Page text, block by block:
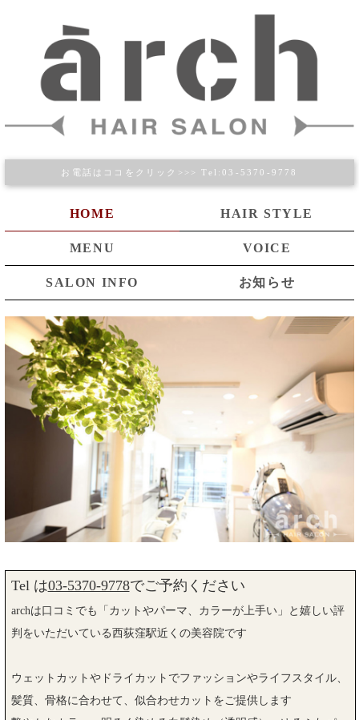
お電話はココをクリック>>> Tel:03-5370-9778
HOME HAIR STYLE
MENU VOICE
SALON INFO お知らせ
Tel は03-5370-9778でご予約ください
archは口コミでも「カットやパーマ、カラーが上手い」と嬉しい評
判をいただいている西荻窪駅近くの美容院です
ウェットカットやドライカットでファッションやライフスタイル、
髪質、骨格に合わせて、似合わせカットをご提供します